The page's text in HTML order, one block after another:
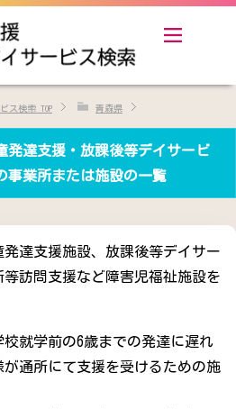
ス検索 TOP 青森県
発達支援・放課後等デイサービ
事業所または施設の一覧
達支援施設、放課後等デイサー
訪問支援など障害児福祉施設を
就学前の6歳までの発達に遅れ
通所にて支援を受けるための施